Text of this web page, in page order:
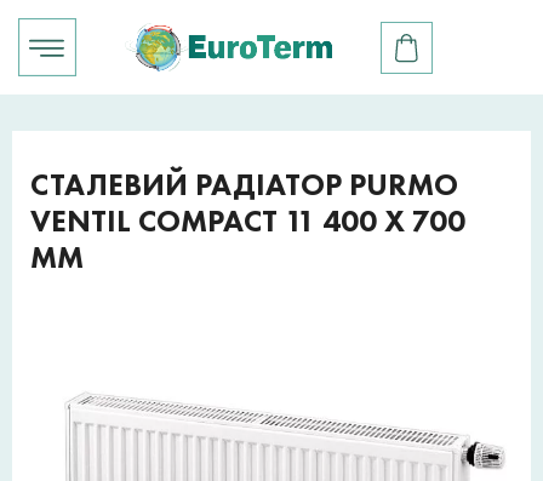
СТАЛЕВИЙ РАДІАТОР PURMO
VENTIL COMPACT 11 400 X 700
ММ